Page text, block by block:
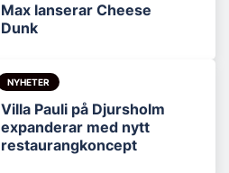
Max lanserar Cheese
Dunk
NYHETER
Villa Pauli på Djursholm
expanderar med nytt
restaurangkoncept